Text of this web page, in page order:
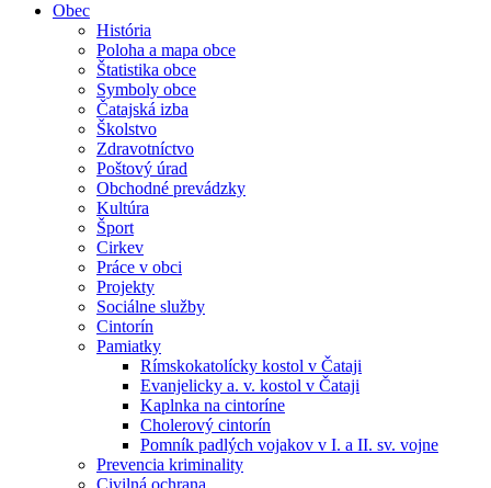
Obec
História
Poloha a mapa obce
Štatistika obce
Symboly obce
Čatajská izba
Školstvo
Zdravotníctvo
Poštový úrad
Obchodné prevádzky
Kultúra
Šport
Cirkev
Práce v obci
Projekty
Sociálne služby
Cintorín
Pamiatky
Rímskokatolícky kostol v Čataji
Evanjelicky a. v. kostol v Čataji
Kaplnka na cintoríne
Cholerový cintorín
Pomník padlých vojakov v I. a II. sv. vojne
Prevencia kriminality
Civilná ochrana